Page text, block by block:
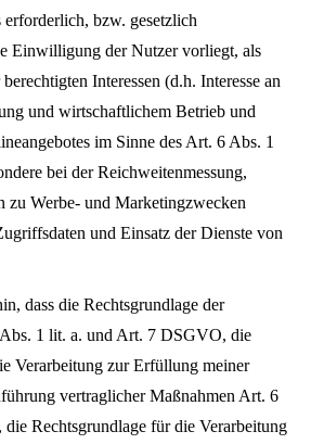
bzw. gesetzlich
Einwilligung der Nutzer vorliegt, als
Interessen (d.h. Interesse an
und wirtschaftlichem Betrieb und
im Sinne des Art. 6 Abs. 1
bei der Reichweitenmessung,
zu Werbe- und Marketingzwecken
und Einsatz der Dienste von
dass die Rechtsgrundlage der
1 lit. a. und Art. 7 DSGVO, die
Verarbeitung zur Erfüllung meiner
vertraglicher Maßnahmen Art. 6
Rechtsgrundlage für die Verarbeitung